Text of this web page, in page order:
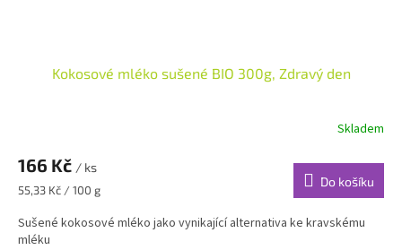
Kokosové mléko sušené BIO 300g, Zdravý den
Skladem
166 Kč / ks
Měrná
55,33 Kč / 100 g
Do košíku
Sušené kokosové mléko jako vynikající alternativa ke kravskému
mléku